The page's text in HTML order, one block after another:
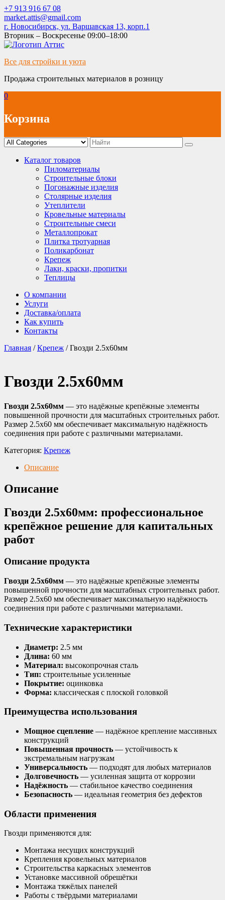
Skip
to
content
+7 913 916 67 08
market.attis@gmail.com
г. Новосибирск, ул. Варшавская 13, корп.1
Вторник – Воскресенье 09:00–18:00
Все для стройки и уюта
Продажа строительных материалов в розницу
0
Корзина
Каталог товаров
Пиломатериалы
Строительные блоки
Погонажные изделия
Столярные изделия
Утеплители
Кровельные материалы
Строительные смеси
Металлопрокат
Плитка тротуарная
Поликарбонат
Крепеж
Лаки, краски, пропитки
Теплицы
О компании
Услуги
Доставка/оплата
Как купить
Контакты
Главная /Крепеж / Гвозди 2.5х60мм
Гвозди 2.5х60мм
Гвозди 2.5х60мм — это надёжные крепёжные элементы
повышенной прочности для масштабных строительных работ.
Размер 2.5х60 мм обеспечивает максимальную надёжность
соединения при работе с различными материалами.
Категория: Крепеж
Описание
Описание
Гвозди 2.5х60мм: профессиональное
крепёжное решение для капитальных
работ
Описание продукта
Гвозди 2.5х60мм — это надёжные крепёжные элементы
повышенной прочности для масштабных строительных работ.
Размер 2.5х60 мм обеспечивает максимальную надёжность
соединения при работе с различными материалами.
Технические характеристики
Диаметр: 2.5 мм
Длина: 60 мм
Материал: высокопрочная сталь
Тип: строительные усиленные
Покрытие: оцинковка
Форма: классическая с плоской головкой
Преимущества использования
Мощное сцепление — надёжное крепление массивных
конструкций
Повышенная прочность — устойчивость к
экстремальным нагрузкам
Универсальность — подходят для любых материалов
Долговечность — усиленная защита от коррозии
Надёжность — стабильное качество соединения
Безопасность — идеальная геометрия без дефектов
Области применения
Гвозди применяются для:
Монтажа несущих конструкций
Крепления кровельных материалов
Строительства каркасных элементов
Установке массивной обрешётки
Монтажа тяжёлых панелей
Работы с твёрдыми материалами